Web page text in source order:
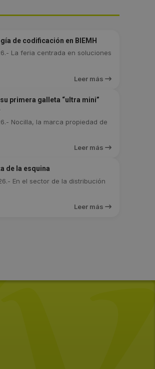
de codificación en BIEMH
La feria centrada en soluciones
Leer más
primera galleta “ultra mini”
Nocilla, la marca propiedad de
Leer más
de la esquina
En el sector de la distribución
Leer más